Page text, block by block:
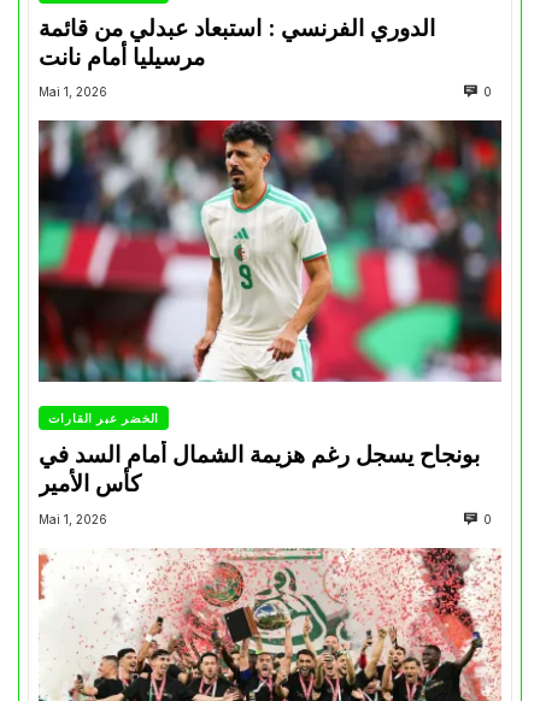
الدوري الفرنسي : استبعاد عبدلي من قائمة
مرسيليا أمام نانت
Mai 1, 2026 0
الخضر عبر القارات
بونجاح يسجل رغم هزيمة الشمال أمام السد في
كأس الأمير
Mai 1, 2026 0